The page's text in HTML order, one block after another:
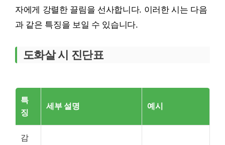
자에게 강렬한 끌림을 선사합니다. 이러한 시는 다음
과 같은 특징을 보일 수 있습니다.
도화살 시 진단표
특
징
세부 설명 예시
감